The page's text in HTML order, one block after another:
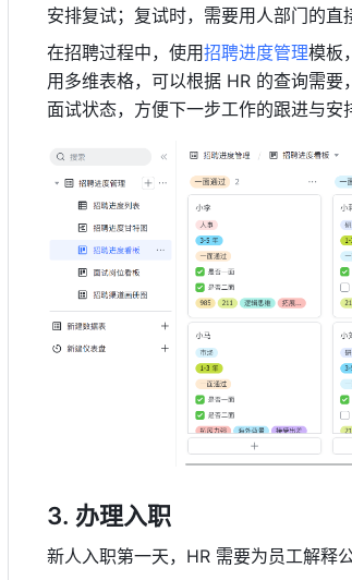
安排复试；复试时，需要用人部门的直
在招聘过程中，使用招聘进度管理模板
用多维表格，可以根据 HR 的查询需
面试状态，方便下一步工作的跟进与安
办理入职
新人入职第一天，HR 需要为员工解释